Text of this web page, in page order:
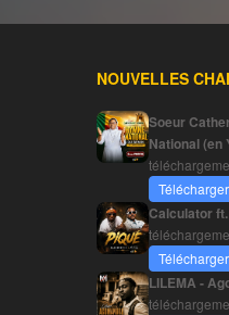
NOUVELLES
Soeur
National (en
Télécharger
Calculator
Télécharger
LILEMA -